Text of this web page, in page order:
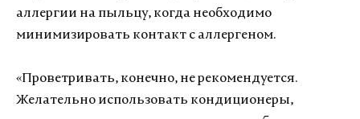
аллергии на пыльцу, когда необходимо
минимизировать контакт с аллергеном.
«Проветривать, конечно, не рекомендуется.
Желательно использовать кондиционеры,